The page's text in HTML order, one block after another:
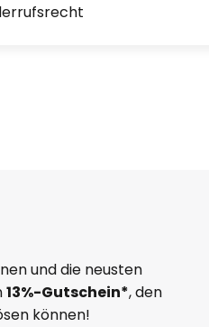
und die neusten
13%-Gutschein*, den
können!